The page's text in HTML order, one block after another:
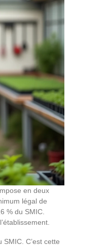
en deux
légal de
% du SMIC.
SMIC. C’est cette